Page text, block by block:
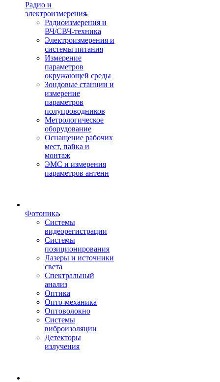
Радио и
электроизмерения
Радиоизмерения и
ВЧ/СВЧ-техника
Электроизмерения и
системы питания
Измерение
параметров
окружающей среды
Зондовые станции и
измерение
параметров
полупроводников
Метрологическое
оборудование
Оснащение рабочих
мест, пайка и
монтаж
ЭМС и измерения
параметров антенн
Фотоника
Cистемы
видеорегистрации
Системы
позиционирования
Лазеры и источники
света
Спектральный
анализ
Оптика
Опто-механика
Оптоволокно
Системы
виброизоляции
Детекторы
излучения